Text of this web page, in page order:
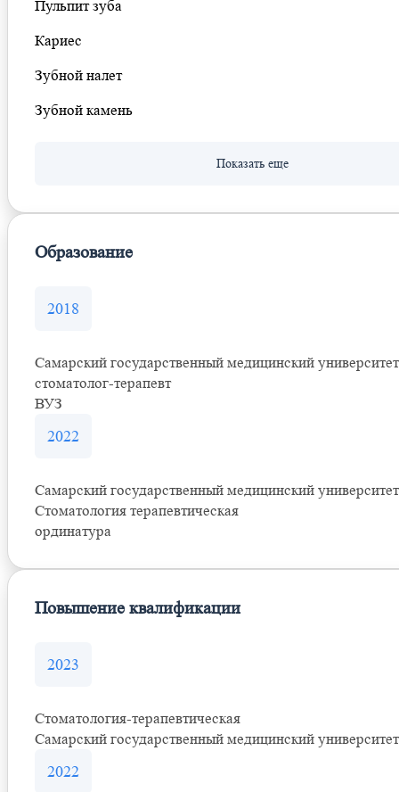
Пульпит зуба
Кариес
Зубной налет
Зубной камень
Образование
2018
Самарский государственный медицинский университет
стоматолог-терапевт
ВУЗ
2022
Самарский государственный медицинский университет
Стоматология терапевтическая
ординатура
Повышение квалификации
2023
Стоматология-терапевтическая
Самарский государственный медицинский университет
2022